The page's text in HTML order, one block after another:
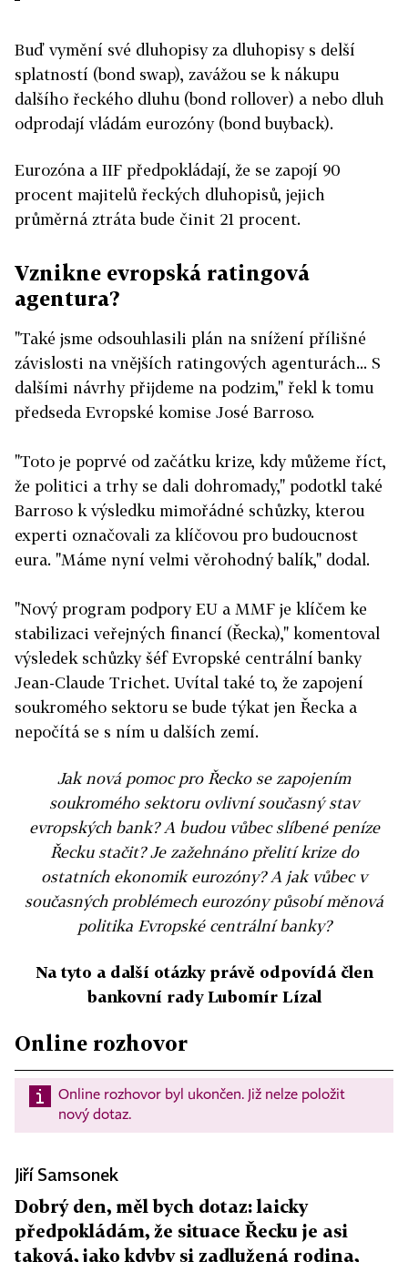
Buď vymění své dluhopisy za dluhopisy s delší
splatností (bond swap), zavážou se k nákupu
dalšího řeckého dluhu (bond rollover) a nebo dluh
odprodají vládám eurozóny (bond buyback).
Eurozóna a IIF předpokládají, že se zapojí 90
procent majitelů řeckých dluhopisů, jejich
průměrná ztráta bude činit 21 procent.
Vznikne evropská ratingová
agentura?
"Také jsme odsouhlasili plán na snížení přílišné
závislosti na vnějších ratingových agenturách... S
dalšími návrhy přijdeme na podzim," řekl k tomu
předseda Evropské komise José Barroso.
"Toto je poprvé od začátku krize, kdy můžeme říct,
že politici a trhy se dali dohromady," podotkl také
Barroso k výsledku mimořádné schůzky, kterou
experti označovali za klíčovou pro budoucnost
eura. "Máme nyní velmi věrohodný balík," dodal.
"Nový program podpory EU a MMF je klíčem ke
stabilizaci veřejných financí (Řecka)," komentoval
výsledek schůzky šéf Evropské centrální banky
Jean-Claude Trichet. Uvítal také to, že zapojení
soukromého sektoru se bude týkat jen Řecka a
nepočítá se s ním u dalších zemí.
Jak nová pomoc pro Řecko se zapojením
soukromého sektoru ovlivní současný stav
evropských bank? A budou vůbec slíbené peníze
Řecku stačit? Je zažehnáno přelití krize do
ostatních ekonomik eurozóny? A jak vůbec v
současných problémech eurozóny působí měnová
politika Evropské centrální banky?
Na tyto a další otázky právě odpovídá člen
bankovní rady Lubomír Lízal
Online rozhovor
Online rozhovor byl ukončen. Již nelze položit
nový dotaz.
Jiří Samsonek
Dobrý den, měl bych dotaz: laicky
předpokládám, že situace Řecku je asi
taková, jako kdyby si zadlužená rodina,